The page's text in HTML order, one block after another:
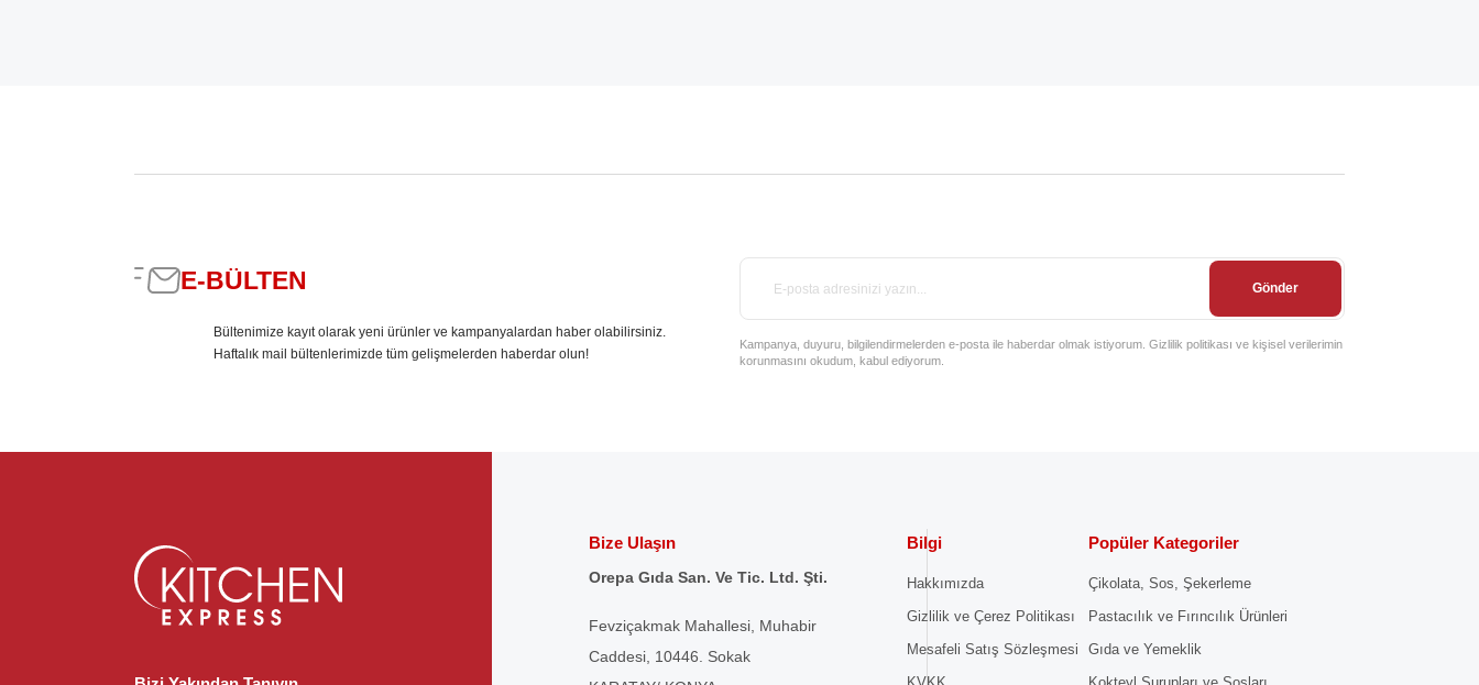
E-BÜLTEN
Bültenimize kayıt olarak yeni ürünler ve kampanyalardan haber olabilirsiniz.
Haftalık mail bültenlerimizde tüm gelişmelerden haberdar olun!
Gönder
Kampanya, duyuru, bilgilendirmelerden e-posta ile haberdar olmak istiyorum. Gizlilik politikası ve kişisel verilerimin
korunmasını okudum, kabul ediyorum.
Bize Ulaşın
Orepa Gıda San. Ve Tic. Ltd. Şti.
Fevziçakmak Mahallesi, Muhabir
Caddesi, 10446. Sokak
Bilgi
Hakkımızda
Gizlilik ve Çerez Politikası
Mesafeli Satış Sözleşmesi
Popüler Kategoriler
Çikolata, Sos, Şekerleme
Pastacılık ve Fırıncılık Ürünleri
Gıda ve Yemeklik